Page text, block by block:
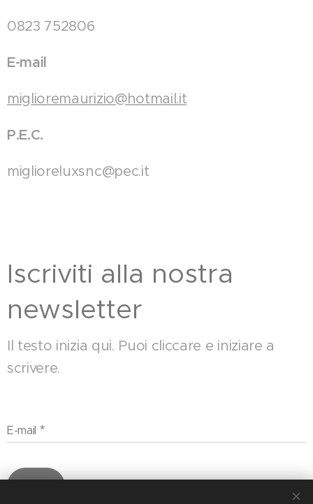
0823 752806
E-mail
miglioremaurizio@hotmail.it
P.E.C.
miglioreluxsnc@pec.it
Iscriviti alla nostra
newsletter
Il testo inizia qui. Puoi cliccare e iniziare a
scrivere.
E-mail